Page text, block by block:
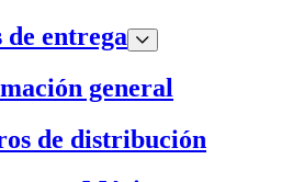
de entrega
general
de distribución